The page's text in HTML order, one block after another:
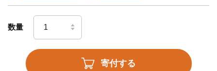
数量
寄付する